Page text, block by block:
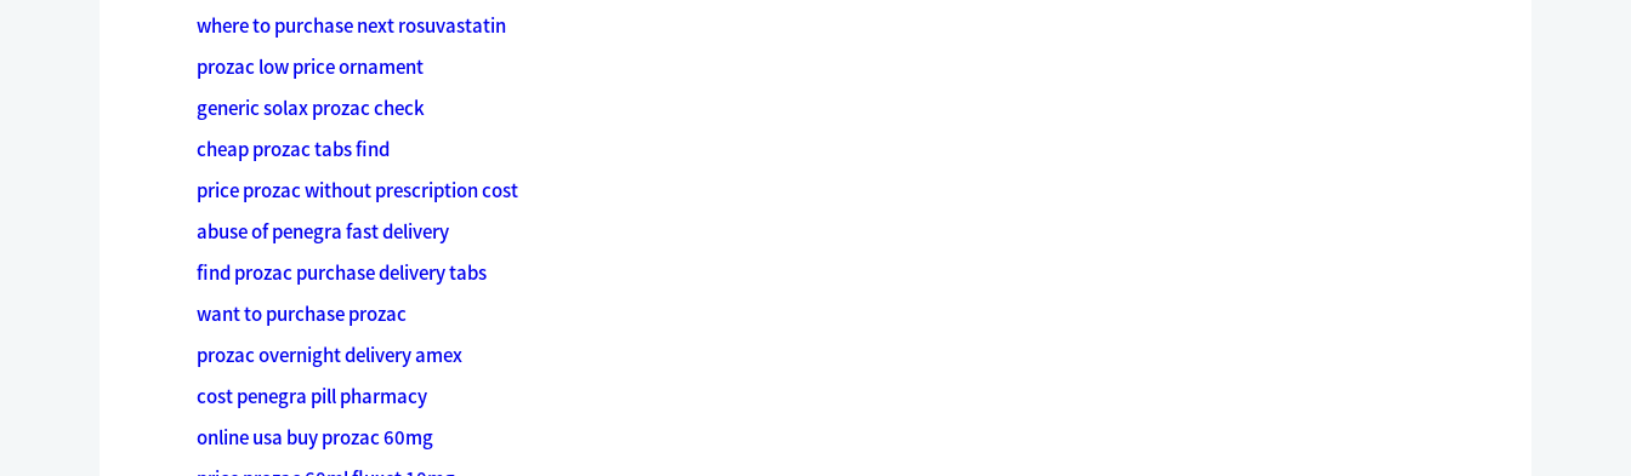
where to purchase next rosuvastatin
prozac low price ornament
generic solax prozac check
cheap prozac tabs find
price prozac without prescription cost
abuse of penegra fast delivery
find prozac purchase delivery tabs
want to purchase prozac
prozac overnight delivery amex
cost penegra pill pharmacy
online usa buy prozac 60mg